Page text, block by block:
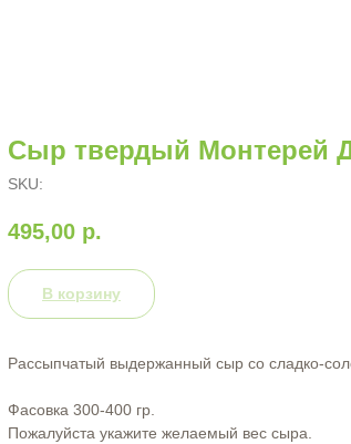
Сыр твердый Монтерей
SKU:
495,00 р.
В корзину
Рассыпчатый выдержанный сыр со сладко-
Фасовка 300-400 гр.
Пожалуйста укажите желаемый вес сыра.